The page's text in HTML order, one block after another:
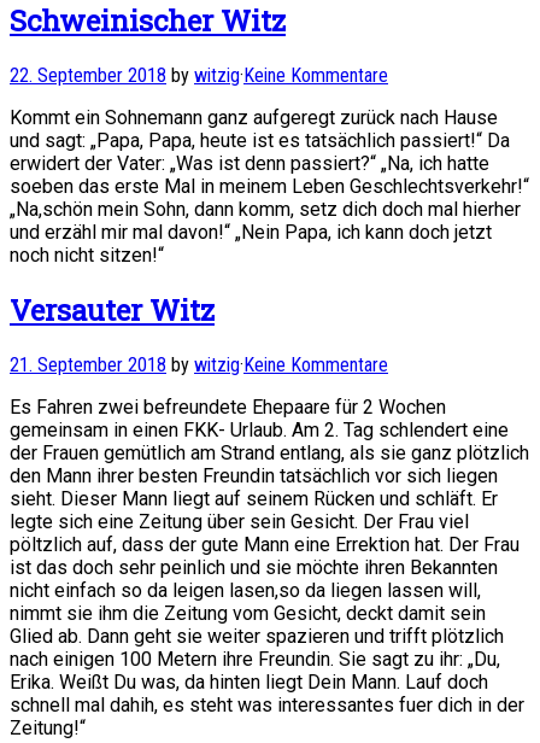
Schweinischer Witz
22. September 2018 by witzig· Keine Kommentare
Kommt ein Sohnemann ganz aufgeregt zurück nach Hause
und sagt: „Papa, Papa, heute ist es tatsächlich passiert!“ Da
erwidert der Vater: „Was ist denn passiert?“ „Na, ich hatte
soeben das erste Mal in meinem Leben Geschlechtsverkehr!“
„Na,schön mein Sohn, dann komm, setz dich doch mal hierher
und erzähl mir mal davon!“ „Nein Papa, ich kann doch jetzt
noch nicht sitzen!“
Versauter Witz
21. September 2018 by witzig· Keine Kommentare
Es Fahren zwei befreundete Ehepaare für 2 Wochen
gemeinsam in einen FKK- Urlaub. Am 2. Tag schlendert eine
der Frauen gemütlich am Strand entlang, als sie ganz plötzlich
den Mann ihrer besten Freundin tatsächlich vor sich liegen
sieht. Dieser Mann liegt auf seinem Rücken und schläft. Er
legte sich eine Zeitung über sein Gesicht. Der Frau viel
pöltzlich auf, dass der gute Mann eine Errektion hat. Der Frau
ist das doch sehr peinlich und sie möchte ihren Bekannten
nicht einfach so da leigen lasen,so da liegen lassen will,
nimmt sie ihm die Zeitung vom Gesicht, deckt damit sein
Glied ab. Dann geht sie weiter spazieren und trifft plötzlich
nach einigen 100 Metern ihre Freundin. Sie sagt zu ihr: „Du,
Erika. Weißt Du was, da hinten liegt Dein Mann. Lauf doch
schnell mal dahih, es steht was interessantes fuer dich in der
Zeitung!“